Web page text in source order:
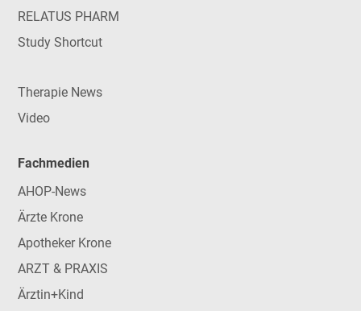
RELATUS PHARM
Study Shortcut
Therapie News
Video
Fachmedien
AHOP-News
Ärzte Krone
Apotheker Krone
ARZT & PRAXIS
Ärztin+Kind